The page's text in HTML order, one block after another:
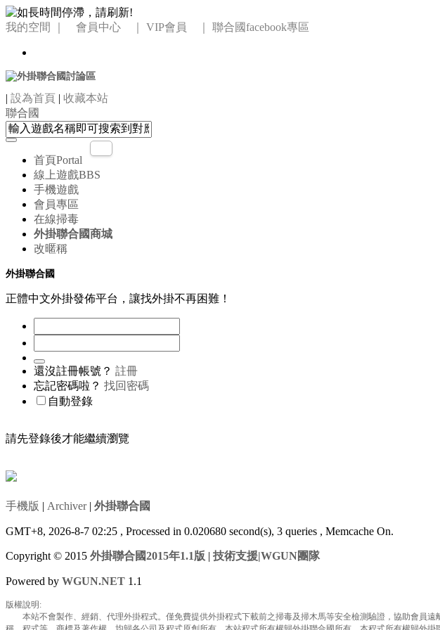
我的空間 ｜ 會員中心 ｜ VIP會員 ｜ 聯合國facebook專區
| 設為首頁 | 收藏本站
聯合國
首頁Portal
線上遊戲BBS
手機遊戲
會員專區
在線掃毒
外掛聯合國商城
改暱稱
外掛聯合國
正體中文外掛發佈平台，讓找外掛不再困難！
還沒註冊帳號？ 註冊
忘記密碼啦？ 找回密碼
自動登錄
請先登錄後才能繼續瀏覽
手機版 | Archiver| 外掛聯合國
GMT+8, 2026-8-7 02:25 , Processed in 0.020680 second(s), 3 queries , Memcache On.
Copyright © 2015 外掛聯合國2015年1.1版 | 技術支援|WGUN團隊
Powered by WGUN.NET 1.1
版權說明:
本站不會製作、經銷、代理外掛程式。僅免費提供外掛程式下載前之掃毒及掃木馬等安全檢測驗證，協助會員